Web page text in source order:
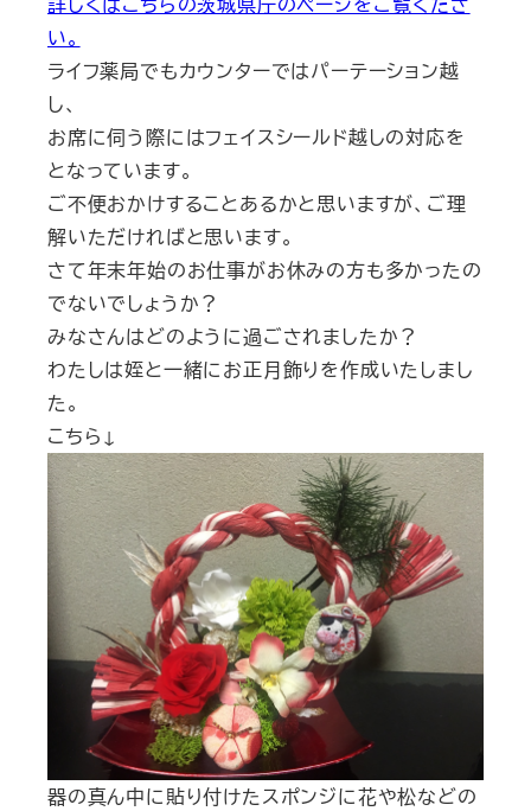
い。
ライフ薬局でもカウンターではパーテーション越
し、
お席に伺う際にはフェイスシールド越しの対応を
となっています。
ご不便おかけすることあるかと思いますが、ご理
解いただければと思います。
さて年末年始のお仕事がお休みの方も多かったの
でないでしょうか？
みなさんはどのように過ごされましたか？
わたしは姪と一緒にお正月飾りを作成いたしまし
た。
こちら↓
器の真ん中に貼り付けたスポンジに花や松などの